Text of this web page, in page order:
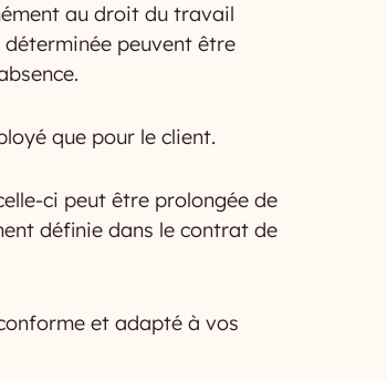
au droit du travail
peuvent être
que pour le client.
ci peut être prolongée de
définie dans le contrat de
et adapté à vos